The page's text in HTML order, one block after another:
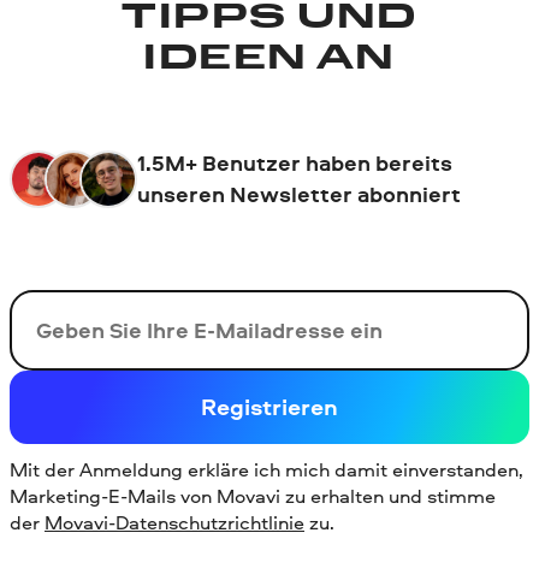
TIPPS UND
IDEEN AN
1.5M+ Benutzer haben bereits
unseren Newsletter abonniert
Ihre E-Mail-Addresse
Registrieren
Mit der Anmeldung erkläre ich mich damit einverstanden,
Marketing-E-Mails von Movavi zu erhalten und stimme
der Movavi-Datenschutzrichtliniezu.